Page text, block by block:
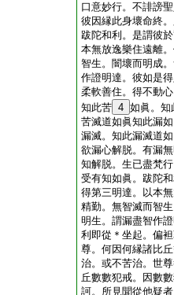
口意妙行。不誹謗
彼因縁此身壞命終
跋陀和利。是謂彼
本無放逸樂住遠離
智生。闇壞而明成
作證明達。彼如是
柔軟善住。得不動
知此苦 4 如眞。知
苦滅道如眞知此漏
漏滅。知此漏滅道
欲漏心解脱。有漏
知解脱。生已盡梵
受有知如眞。跋陀
得第三明達。以本
精勤。無智滅而智
明生。謂漏盡智作
利即從＊坐起。偏
尊。何因何縁諸比
治。或不苦治。世
丘數數犯戒。因數
訶。所見聞從他疑